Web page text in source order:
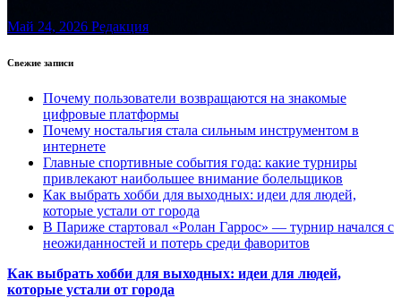
Май 24, 2026 Редакция
Свежие записи
Почему пользователи возвращаются на знакомые
цифровые платформы
Почему ностальгия стала сильным инструментом в
интернете
Главные спортивные события года: какие турниры
привлекают наибольшее внимание болельщиков
Как выбрать хобби для выходных: идеи для людей,
которые устали от города
В Париже стартовал «Ролан Гаррос» — турнир начался с
неожиданностей и потерь среди фаворитов
Как выбрать хобби для выходных: идеи для людей,
которые устали от города